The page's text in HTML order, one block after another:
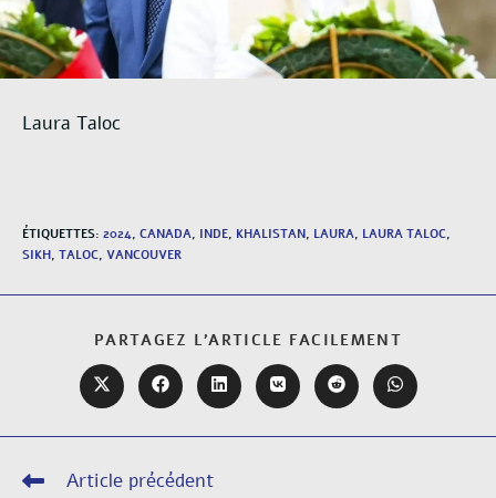
Laura Taloc
ÉTIQUETTES: 2024, CANADA, INDE, KHALISTAN, LAURA, LAURA TALOC,
SIKH, TALOC, VANCOUVER
PARTAGEZ L'ARTICLE FACILEMENT
Article précédent